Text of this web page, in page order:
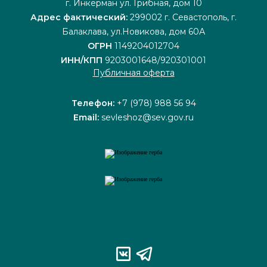
г. Инкерман ул. Грибная, дом 10
Адрес фактический: 299002 г. Севастополь, г.
Балаклава, ул.Новикова, дом 60А
ОГРН 1149204012704
ИНН/КПП 9203001648/920301001
Публичная оферта
Телефон: +7 (978) 988 56 94
Email: sevleshoz@sev.gov.ru